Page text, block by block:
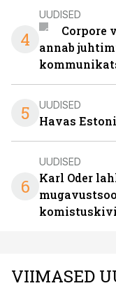
4
UUDISED
Corpore
annab
5 UUDISED
Havas
6
UUDISED
Karl Oder
komistuskivi
VIIMASED